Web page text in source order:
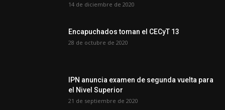
14 de diciembre de 2020
Encapuchados toman el CECyT 13
28 de octubre de 2020
IPN anuncia examen de segunda vuelta para
el Nivel Superior
21 de septiembre de 2020